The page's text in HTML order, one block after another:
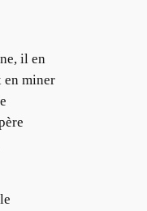
il en
en miner